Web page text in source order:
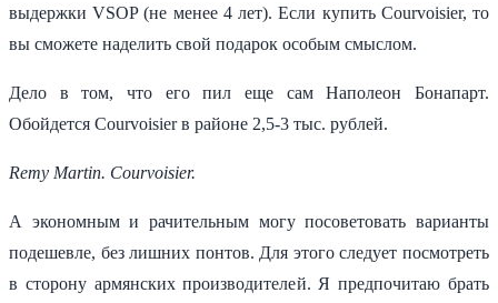
выдержки VSOP (не менее 4 лет). Если купить Courvoisier, то
вы сможете наделить свой подарок особым смыслом.
Дело в том, что его пил еще сам Наполеон Бонапарт.
Обойдется Courvoisier в районе 2,5-3 тыс. рублей.
Remy Martin. Courvoisier.
А экономным и рачительным могу посоветовать варианты
подешевле, без лишних понтов. Для этого следует посмотреть
в сторону армянских производителей. Я предпочитаю брать